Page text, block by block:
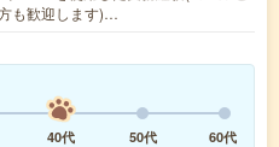
も歓迎します)…
40代 50代
60代